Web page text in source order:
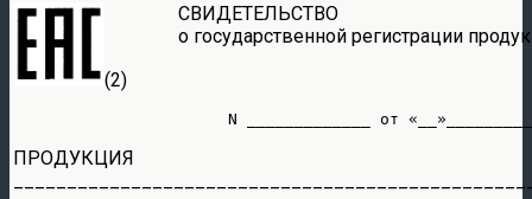
(2)
СВИДЕТЕЛЬСТВО
о государственной регистрации
ПРОДУКЦИЯ